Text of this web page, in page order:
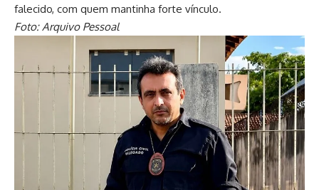
falecido, com quem mantinha forte vínculo.
Foto: Arquivo Pessoal